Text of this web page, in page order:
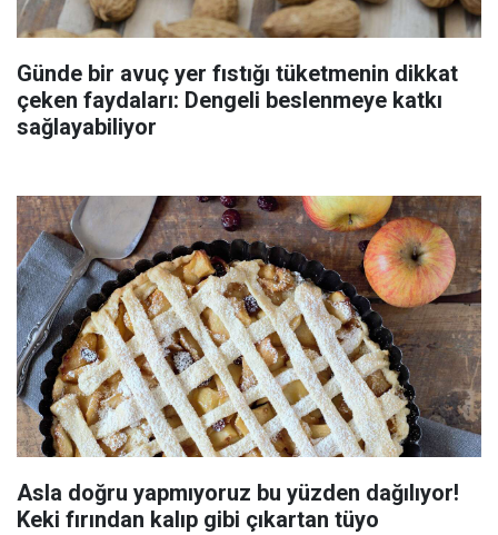
Günde bir avuç yer fıstığı tüketmenin dikkat
çeken faydaları: Dengeli beslenmeye katkı
sağlayabiliyor
Asla doğru yapmıyoruz bu yüzden dağılıyor!
Keki fırından kalıp gibi çıkartan tüyo